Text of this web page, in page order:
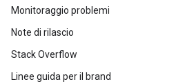
Monitoraggio problemi
Note di rilascio
Stack Overflow
Linee guida per il brand